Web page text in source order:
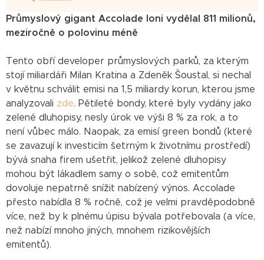
Průmyslový gigant Accolade loni vydělal 811 milionů,
meziročně o polovinu méně
Tento obří developer průmyslových parků, za kterým
stojí miliardáři Milan Kratina a Zdeněk Šoustal, si nechal
v květnu schválit emisi na 1,5 miliardy korun, kterou jsme
analyzovali zde. Pětileté bondy, které byly vydány jako
zelené dluhopisy, nesly úrok ve výši 8 % za rok, a to
není vůbec málo. Naopak, za emisí green bondů (které
se zavazují k investicím šetrným k životnímu prostředí)
bývá snaha firem ušetřit, jelikož zelené dluhopisy
mohou být lákadlem samy o sobě, což emitentům
dovoluje nepatrně snížit nabízený výnos. Accolade
přesto nabídla 8 % ročně, což je velmi pravděpodobně
více, než by k plnému úpisu bývala potřebovala (a více,
než nabízí mnoho jiných, mnohem rizikovějších
emitentů).